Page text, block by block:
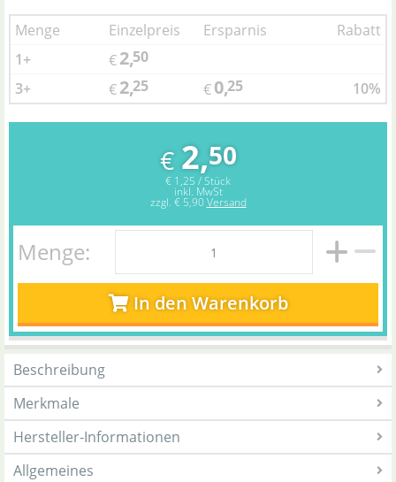
Menge Einzelpreis Ersparnis
Rabatt
1+
€2,50
3+
€2,25 €0,25 10%
€ 2,50
€ 1,25 / Stück
inkl. MwSt
zzgl. € 5,90 Versand
Menge:
In den Warenkorb
Beschreibung
Merkmale
Hersteller-Informationen
Allgemeines